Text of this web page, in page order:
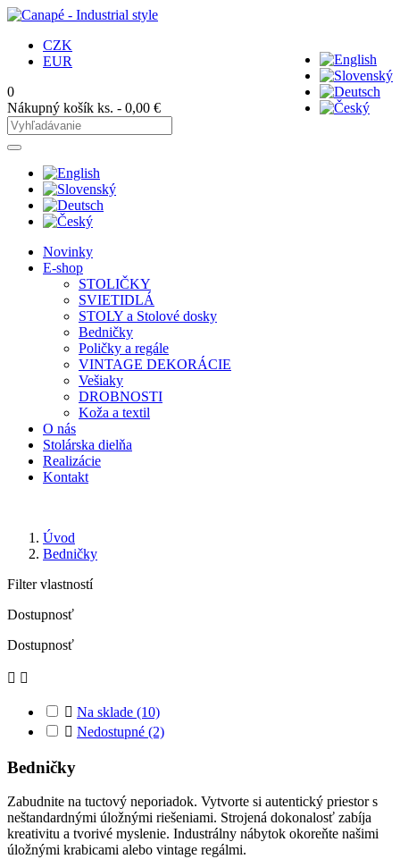
CZK
EUR
0
Nákupný košík ks. - 0,00 €
Novinky
E-shop
STOLIČKY
SVIETIDLÁ
STOLY a Stolové dosky
Bedničky
Poličky a regále
VINTAGE DEKORÁCIE
Vešiaky
DROBNOSTI
Koža a textil
O nás
Stolárska dielňa
Realizácie
Kontakt
Úvod
Bedničky
Filter vlastností
Dostupnosť
Dostupnosť
 
 Na sklade (10)
 Nedostupné (2)
Bedničky
Zabudnite na tuctový neporiadok. Vytvorte si autentický priestor s
neštandardnými úložnými riešeniami. Strojená dokonalosť zabíja
kreativitu a tvorivé myslenie. Industrálny nábytok okoreňte našimi
úložnými krabicami alebo vintage regálmi.